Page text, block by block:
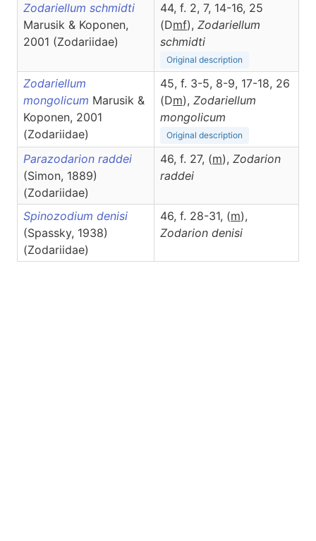
Zodariellum schmidti
Marusik & Koponen,
2001 (Zodariidae)
44, f. 2, 7, 14-16, 25
(Dmf), Zodariellum
schmidti
Original description
Zodariellum
mongolicum Marusik &
Koponen, 2001
(Zodariidae)
45, f. 3-5, 8-9, 17-18, 26
(Dm), Zodariellum
mongolicum
Original description
Parazodarion raddei
(Simon, 1889)
(Zodariidae)
46, f. 27, (m), Zodarion
raddei
Spinozodium denisi
(Spassky, 1938)
(Zodariidae)
46, f. 28-31, (m),
Zodarion denisi